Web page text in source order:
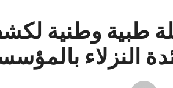
طبية وطنية
النزلاء